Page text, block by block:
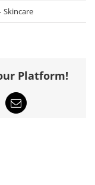
Platform!
Email